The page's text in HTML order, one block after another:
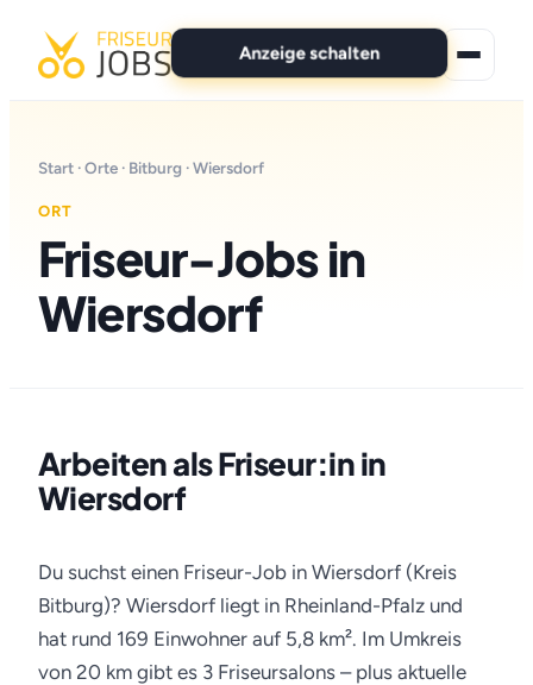
Anzeige schalten
Für Bewerber
Marken
Start ·Orte · Bitburg · Wiersdorf
ORT
Friseur-Jobs in
Wiersdorf
Arbeiten als Friseur:in in
Wiersdorf
Du suchst einen Friseur-Job in Wiersdorf (Kreis
Bitburg)? Wiersdorf liegt in Rheinland-Pfalz und
hat rund 169 Einwohner auf 5,8 km². Im Umkreis
von 20 km gibt es 3 Friseursalons – plus aktuelle